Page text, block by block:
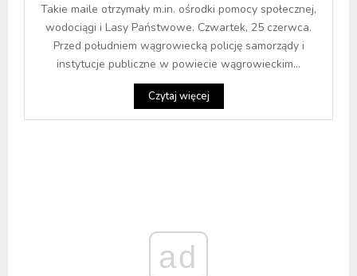
Takie maile otrzymały m.in. ośrodki pomocy społecznej,
wodociągi i Lasy Państwowe. Czwartek, 25 czerwca.
Przed południem wągrowiecką policję samorządy i
instytucje publiczne w powiecie wągrowieckim...
Czytaj więcej
ad